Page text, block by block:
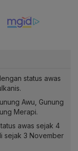
status awas
Awu, Gunung
Merapi.
awas sejak 4
sejak 3 November